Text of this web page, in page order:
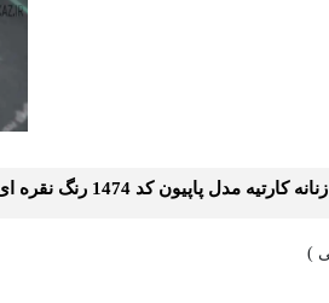
مدل پاپیون کد 1474 رنگ نقره ای
)